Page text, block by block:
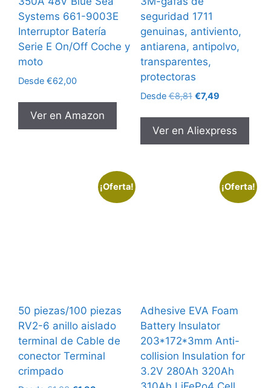
Systems 661-9003E
Interruptor Batería
Serie E On/Off Coche y
moto
Desde €62,00
Ver en Amazon
seguridad 1711
genuinas, antiviento,
antiarena, antipolvo,
transparentes,
protectoras
Desde€8,81 El
original
era:
€8,81.
€7,49El
actual
es:
€7,49.
Ver en Aliexpress
¡Oferta!
50 piezas/100 piezas
RV2-6 anillo aislado
terminal de Cable de
conector Terminal
crimpado
¡Oferta!
Adhesive EVA Foam
Battery Insulator
203*172*3mm Anti-
collision Insulation for
3.2V 280Ah 320Ah